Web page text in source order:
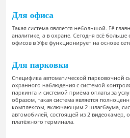
Для офиса
Такая система является небольшой. Её
аналитике, а в охране. Сегодня всё
офисов в Уфе функционирует на основе
Для парковки
Специфика автоматической парковочной
охранного наблюдения с системой
паркинга и системой приёма оплаты за
образом, такая система является
комплексом, включающим 2 шлагбаума,
автомобилей, состоящей из 2 видеокамер,
платёжного терминала.